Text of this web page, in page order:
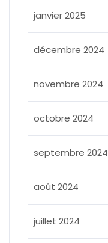
janvier 2025
décembre 2024
novembre 2024
octobre 2024
septembre 2024
août 2024
juillet 2024